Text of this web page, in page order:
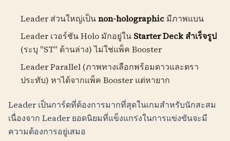
Leader ส่วนใหญ่เป็นnon-holographic มีภาพแบน
Leader เวอร์ชัน Holo มักอยู่ใน Starter Deck สำเร็จรูป
(ระบุ "ST" ด้านล่าง) ไม่ใช่แพ็ค Booster
Leader Parallel (ภาพทางเลือกพร้อมดาวและตรา
ประทับ) หาได้จากแพ็ค Booster แต่หายาก
Leader เป็นการ์ดที่ต้องการมากที่สุดในเกมสำหรับนักสะสม
เนื่องจาก Leader ยอดนิยมที่แข็งแกร่งในการแข่งขันจะมี
ความต้องการอยู่เสมอ